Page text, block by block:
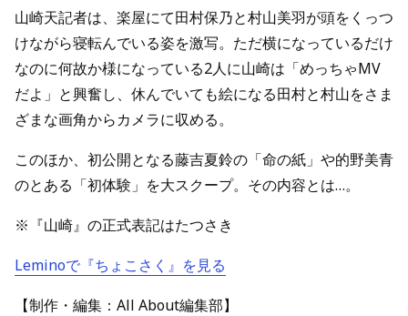
山崎天記者は、楽屋にて田村保乃と村山美羽が頭をくっつ
けながら寝転んでいる姿を激写。ただ横になっているだけ
なのに何故か様になっている2人に山崎は「めっちゃMV
だよ」と興奮し、休んでいても絵になる田村と村山をさま
ざまな画角からカメラに収める。
このほか、初公開となる藤吉夏鈴の「命の紙」や的野美青
のとある「初体験」を大スクープ。その内容とは…。
※『山崎』の正式表記はたつさき
Leminoで『ちょこさく』を見る
【制作・編集：All About編集部】